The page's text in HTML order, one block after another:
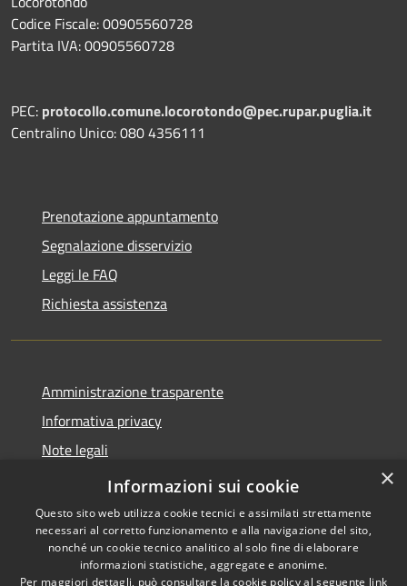
Codice Fiscale: 00905560728
Partita IVA: 00905560728
PEC: protocollo.comune.locorotondo@pec.rupar.puglia.it
Centralino Unico: 080 4356111
Prenotazione appuntamento
Segnalazione disservizio
Leggi le FAQ
Richiesta assistenza
Amministrazione trasparente
Informativa privacy
Note legali
Dichiarazione di accessibilità
Copyright © 2026 • Comune di
×
Informazioni sui cookie
Questo sito web utilizza cookie tecnici e assimilati strettamente
necessari al corretto funzionamento e alla navigazione del sito,
nonché un cookie tecnico analitico al solo fine di elaborare
informazioni statistiche, aggregate e anonime.
Per maggiori dettagli, può consultare la cookie policy al seguente link